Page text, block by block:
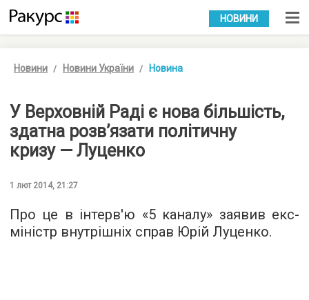
УКР РУС
НОВИНИ
Новини Новини України Новина
У Верховній Раді є нова більшість,
здатна розв’язати політичну
кризу — Луценко
1 лют 2014, 21:27
Про це в інтерв'ю «5 каналу» заявив екс-
міністр внутрішніх справ Юрій Луценко.